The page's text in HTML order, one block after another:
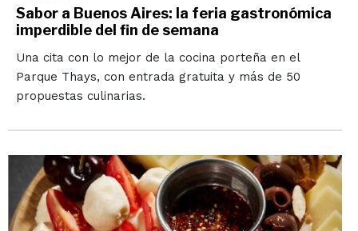
Sabor a Buenos Aires: la feria gastronómica
imperdible del fin de semana
Una cita con lo mejor de la cocina porteña en el
Parque Thays, con entrada gratuita y más de 50
propuestas culinarias.